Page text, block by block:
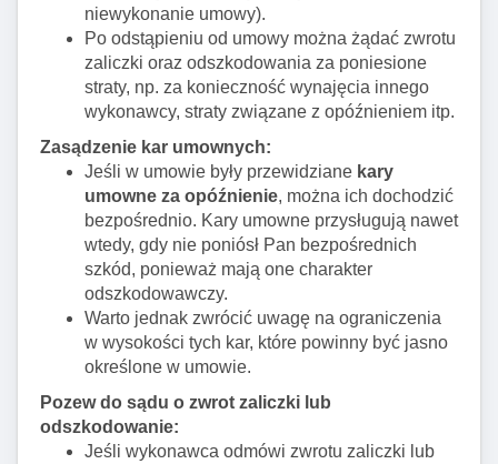
niewykonanie umowy).
Po odstąpieniu od umowy można żądać zwrotu
zaliczki oraz odszkodowania za poniesione
straty, np. za konieczność wynajęcia innego
wykonawcy, straty związane z opóźnieniem itp.
Zasądzenie kar umownych:
Jeśli w umowie były przewidziane kary
umowne za opóźnienie, można ich dochodzić
bezpośrednio. Kary umowne przysługują nawet
wtedy, gdy nie poniósł Pan bezpośrednich
szkód, ponieważ mają one charakter
odszkodowawczy.
Warto jednak zwrócić uwagę na ograniczenia
w wysokości tych kar, które powinny być jasno
określone w umowie.
Pozew do sądu o zwrot zaliczki lub
odszkodowanie:
Jeśli wykonawca odmówi zwrotu zaliczki lub